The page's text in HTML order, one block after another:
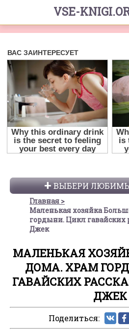
VSE-
ВЫБЕРИ
Главная
Маленькая хозяйка
гордыни. Цикл гавайских
Джек
МАЛЕНЬКАЯ
ДОМА. ХРАМ
ГАВАЙСКИХ
ДЖЕК
Поделиться: